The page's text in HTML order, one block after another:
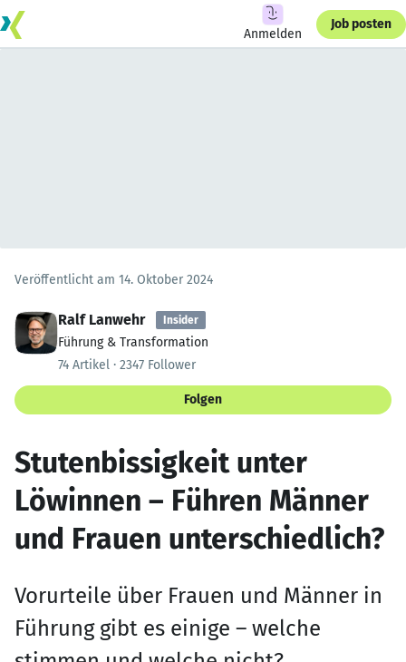
Anmelden
Job posten
Veröffentlicht am 14. Oktober 2024
Ralf Lanwehr Insider
Führung & Transformation
74 Artikel · 2347 Follower
Folgen
Stutenbissigkeit unter
Löwinnen – Führen Männer
und Frauen unterschiedlich?
Vorurteile über Frauen und Männer in
Führung gibt es einige – welche